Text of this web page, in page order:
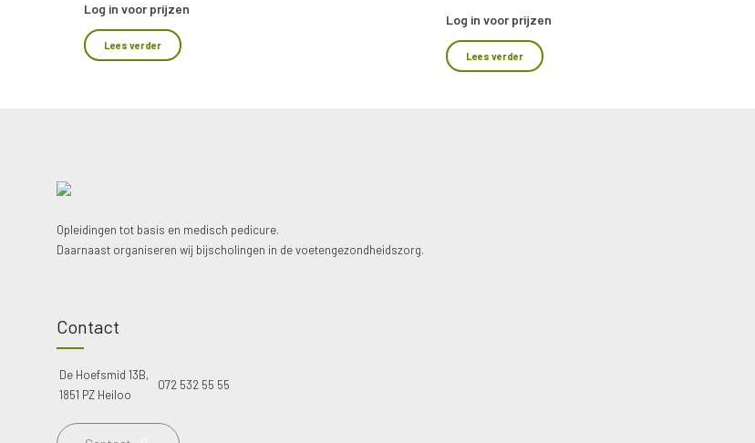
Log in voor prijzen
Lees verder
Log in voor prijzen
Lees verder
Opleidingen tot basis en medisch pedicure.
Daarnaast organiseren wij bijscholingen in de voetengezondheidszorg.
Contact
De Hoefsmid 13B,
1851 PZ Heiloo
072 532 55 55